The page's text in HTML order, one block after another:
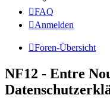
FAQ
Anmelden
Foren-Übersicht
NF12 - Entre